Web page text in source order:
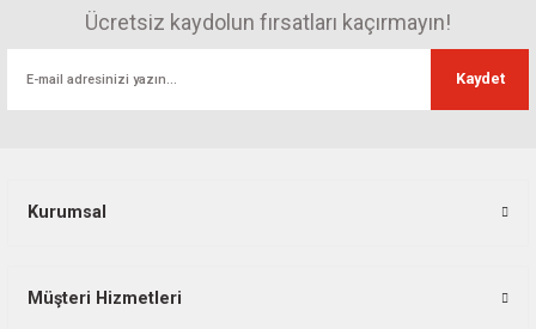
Ücretsiz kaydolun fırsatları kaçırmayın!
Kaydet
Kurumsal
Müşteri Hizmetleri